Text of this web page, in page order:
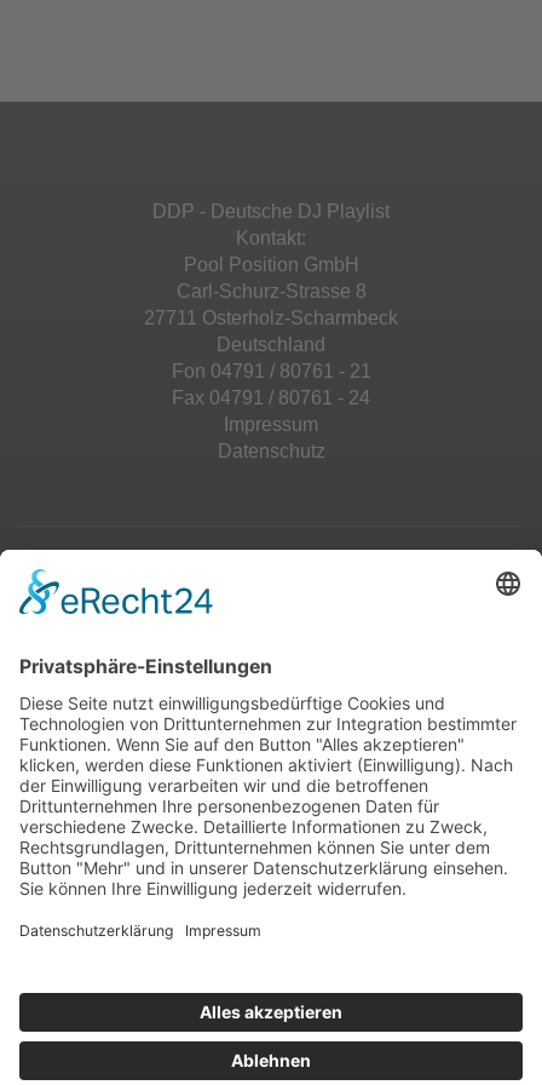
Usercentrics Consent
Management Platform&eRecht24
DDP - Deutsche DJ Playlist
Kontakt:
Pool Position GmbH
Carl-Schurz-Strasse 8
27711 Osterholz-Scharmbeck
Deutschland
Fon 04791 / 80761 - 21
Fax 04791 / 80761 - 24
Impressum
Datenschutz
Jahrescharts
Top 100
Hot 50
Top Neueinsteiger
Highscores
DJ-Promo buchen